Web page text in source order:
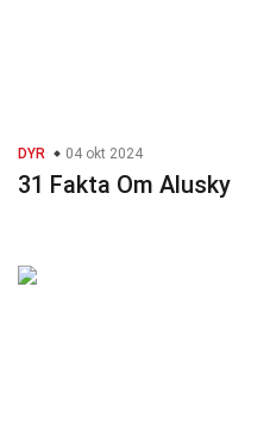
DYR 04 okt 2024
31 Fakta Om Alusky